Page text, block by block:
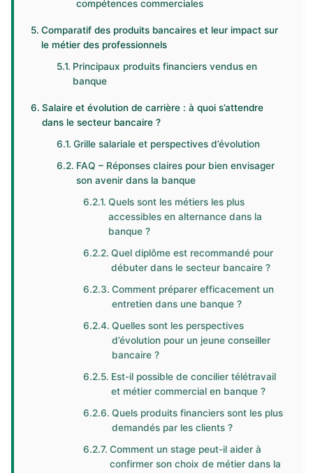
compétences commerciales
Comparatif des produits bancaires et leur impact sur
le métier des professionnels
Principaux produits financiers vendus en
banque
Salaire et évolution de carrière : à quoi s’attendre
dans le secteur bancaire ?
Grille salariale et perspectives d’évolution
FAQ – Réponses claires pour bien envisager
son avenir dans la banque
Quels sont les métiers les plus
accessibles en alternance dans la
banque ?
Quel diplôme est recommandé pour
débuter dans le secteur bancaire ?
Comment préparer efficacement un
entretien dans une banque ?
Quelles sont les perspectives
d’évolution pour un jeune conseiller
bancaire ?
Est-il possible de concilier télétravail
et métier commercial en banque ?
Quels produits financiers sont les plus
demandés par les clients ?
Comment un stage peut-il aider à
confirmer son choix de métier dans la